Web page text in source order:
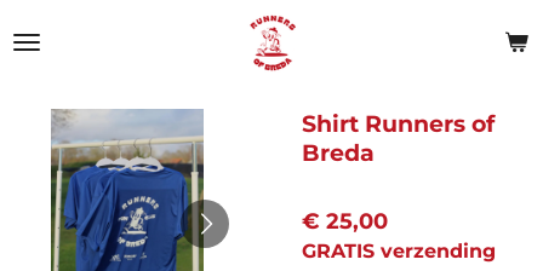
direct
hoofdinhoud
Shirt Runners of
Breda
€ 25,00
GRATIS verzending